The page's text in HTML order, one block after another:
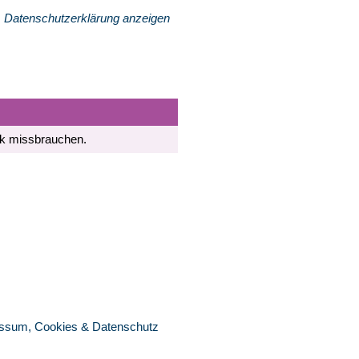
Datenschutzerklärung anzeigen
missbrauchen.
Cookies & Datenschutz